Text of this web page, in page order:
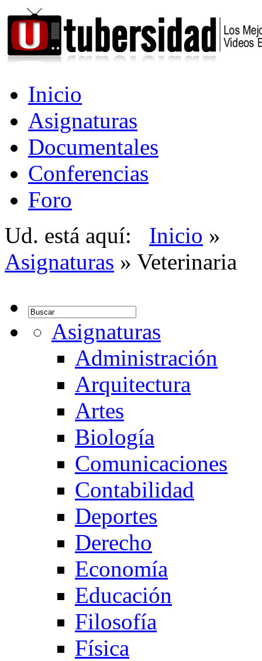
Inicio
Asignaturas
Documentales
Conferencias
Foro
Ud. está aquí: Inicio »
Asignaturas » Veterinaria
Asignaturas
Administración
Arquitectura
Artes
Biología
Comunicaciones
Contabilidad
Deportes
Derecho
Economía
Educación
Filosofía
Física